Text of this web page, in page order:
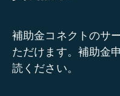
補助金コネクトのサ
ただけます。補助金
読ください。